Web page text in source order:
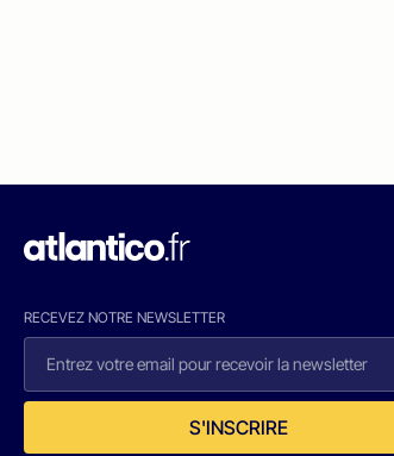
RECEVEZ NOTRE NEWSLETTER
S'INSCRIRE